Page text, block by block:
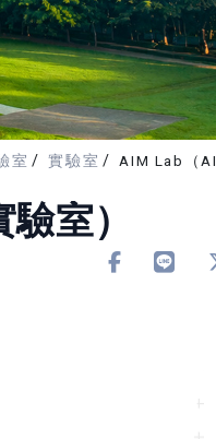
室 實驗室 AIM Lab（
室）